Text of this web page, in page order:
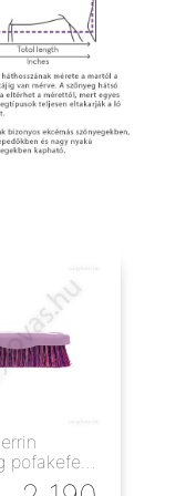
pofakefe